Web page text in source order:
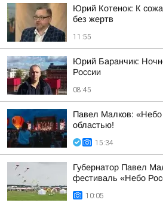
Юрий Котенок: К
без жертв
11:55
Юрий Баранчик:
России
08:45
Павел Малков: «Небо
областью!
15:34
Губернатор Павел
фестиваль «Небо
10:05